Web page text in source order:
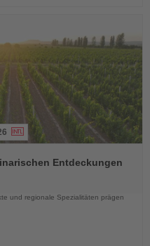
Entdeckungen
und regionale Spezialitäten prägen